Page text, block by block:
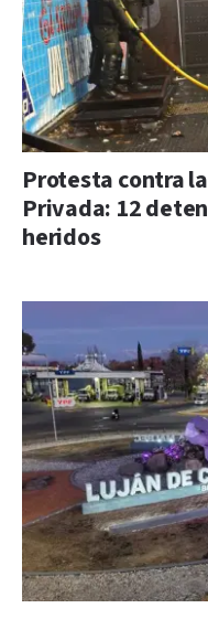
Protesta contra
Privada: 12
heridos